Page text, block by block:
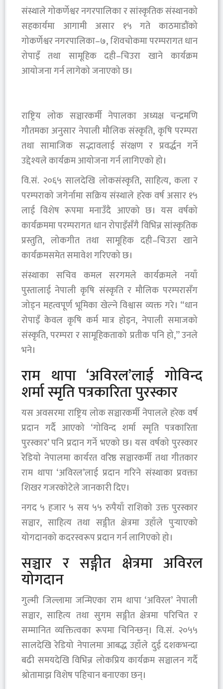
संस्थाले गोकर्णेश्वर नगरपालिका र सांस्कृतिक संस्थानको
सहकार्यमा आगामी असार १५ गते काठमाडौंको
गोकर्णेश्वर नगरपालिका–७, शिवचोकमा परम्परागत धान
रोपाइँ तथा सामूहिक दही–चिउरा खाने कार्यक्रम
आयोजना गर्न लागेको जनाएको छ।
राष्ट्रिय लोक सञ्चारकर्मी नेपालका अध्यक्ष चन्द्रमणि
गौतमका अनुसार नेपाली मौलिक संस्कृति, कृषि परम्परा
तथा सामाजिक सद्भावलाई संरक्षण र प्रवर्द्धन गर्ने
उद्देश्यले कार्यक्रम आयोजना गर्न लागिएको हो।
वि.सं. २०६५ सालदेखि लोकसंस्कृति, साहित्य, कला र
परम्पराको जगेर्नामा सक्रिय संस्थाले हरेक वर्ष असार १५
लाई विशेष रूपमा मनाउँदै आएको छ। यस वर्षको
कार्यक्रममा परम्परागत धान रोपाइँसँगै विभिन्न सांस्कृतिक
प्रस्तुति, लोकगीत तथा सामूहिक दही–चिउरा खाने
कार्यक्रमसमेत समावेश गरिएको छ।
संस्थाका सचिव कमल सरगमले कार्यक्रमले नयाँ
पुस्तालाई नेपाली कृषि संस्कृति र मौलिक परम्परासँग
जोड्न महत्वपूर्ण भूमिका खेल्ने विश्वास व्यक्त गरे। “धान
रोपाइँ केवल कृषि कर्म मात्र होइन, नेपाली समाजको
संस्कृति, परम्परा र सामूहिकताको प्रतीक पनि हो,” उनले
भने।
राम थापा ‘अविरल’लाई गोविन्द
शर्मा स्मृति पत्रकारिता पुरस्कार
यस अवसरमा राष्ट्रिय लोक सञ्चारकर्मी नेपालले हरेक वर्ष
प्रदान गर्दै आएको ‘गोविन्द शर्मा स्मृति पत्रकारिता
पुरस्कार’ पनि प्रदान गर्ने भएको छ। यस वर्षको पुरस्कार
रेडियो नेपालमा कार्यरत वरिष्ठ सञ्चारकर्मी तथा गीतकार
राम थापा ‘अविरल’लाई प्रदान गरिने संस्थाका प्रवक्ता
शिखर गजरकोटेले जानकारी दिए।
नगद ५ हजार ५ सय ५५ रुपैयाँ राशिको उक्त पुरस्कार
सञ्चार, साहित्य तथा सङ्गीत क्षेत्रमा उहाँले पुर्‍याएको
योगदानको कदरस्वरूप प्रदान गर्न लागिएको हो।
सञ्चार र सङ्गीत क्षेत्रमा अविरल
योगदान
गुल्मी जिल्लामा जन्मिएका राम थापा ‘अविरल’ नेपाली
सञ्चार, साहित्य तथा सुगम सङ्गीत क्षेत्रमा परिचित र
सम्मानित व्यक्तित्वका रूपमा चिनिन्छन्। वि.सं. २०५५
सालदेखि रेडियो नेपालमा आबद्ध उहाँले दुई दशकभन्दा
बढी समयदेखि विभिन्न लोकप्रिय कार्यक्रम सञ्चालन गर्दै
श्रोतामाझ विशेष पहिचान बनाएका छन्।